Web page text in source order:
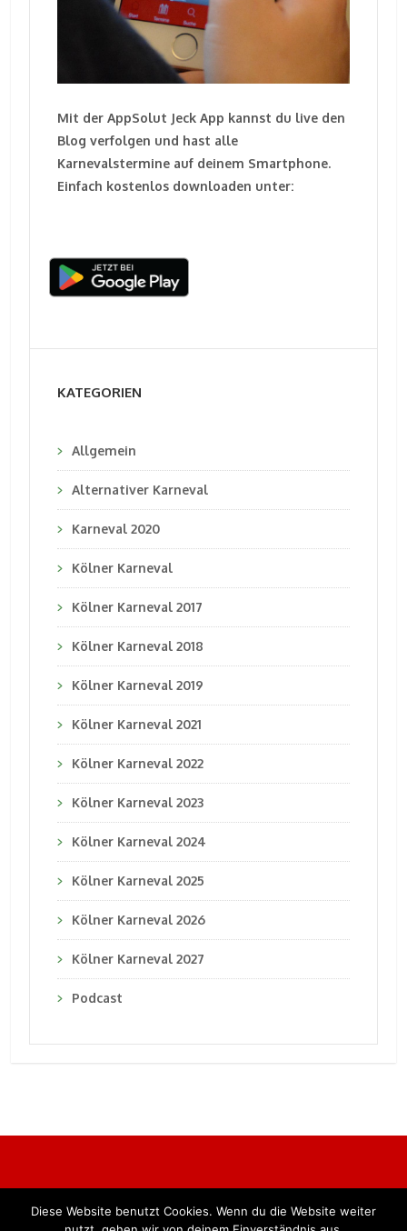
Mit der AppSolut Jeck App kannst du live den
Blog verfolgen und hast alle
Karnevalstermine auf deinem Smartphone.
Einfach kostenlos downloaden unter:
KATEGORIEN
Allgemein
Alternativer Karneval
Karneval 2020
Kölner Karneval
Kölner Karneval 2017
Kölner Karneval 2018
Kölner Karneval 2019
Kölner Karneval 2021
Kölner Karneval 2022
Kölner Karneval 2023
Kölner Karneval 2024
Kölner Karneval 2025
Kölner Karneval 2026
Kölner Karneval 2027
Podcast
Alle Rechte vorbehalten. BKB Verlag GmbH
Diese Website benutzt Cookies. Wenn du die Website weiter